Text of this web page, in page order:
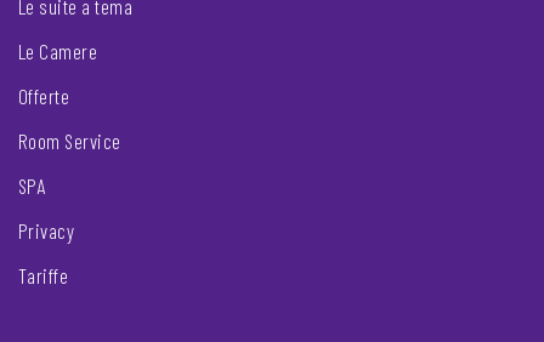
Le suite a tema
Le Camere
Offerte
Room Service
SPA
Privacy
Tariffe